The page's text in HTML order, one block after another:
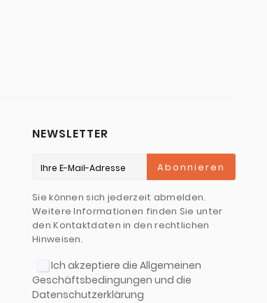
NEWSLETTER
Abonnieren
Sie können sich jederzeit abmelden.
Weitere Informationen finden Sie unter
den Kontaktdaten in den rechtlichen
Hinweisen.
Ich akzeptiere die Allgemeinen
Geschäftsbedingungen und die
Datenschutzerklärung